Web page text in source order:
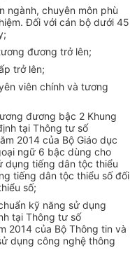
ngành, chuyên môn phù
Đối với cán bộ dưới 45
đương trở lên;
trở lên;
viên chính và tương
đương bậc 2 Khung
tại Thông tư số
2014 của Bộ Giáo dục
ngữ 6 bậc dùng cho
dụng tiếng dân tộc thiểu
tiếng dân tộc thiểu số đối
số;
kỹ năng sử dụng
tại Thông tư số
2014 của Bộ Thông tin và
dụng công nghệ thông